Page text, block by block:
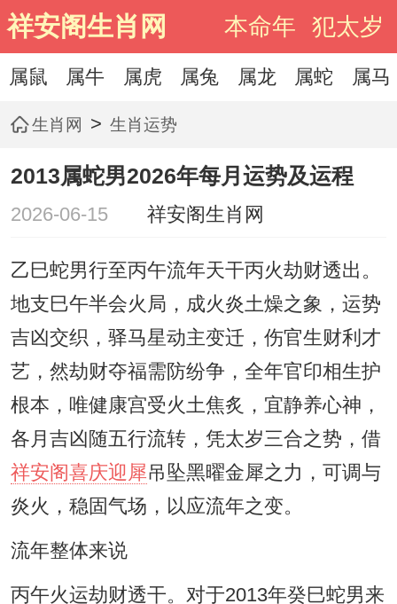
祥安阁生肖网 本命年 犯太岁
属鼠 属牛 属虎 属兔 属龙 属蛇 属马
生肖网 > 生肖运势
2013属蛇男2026年每月运势及运程
2026-06-15 祥安阁生肖网
乙巳蛇男行至丙午流年天干丙火劫财透出。
地支巳午半会火局，成火炎土燥之象，运势
吉凶交织，驿马星动主变迁，伤官生财利才
艺，然劫财夺福需防纷争，全年官印相生护
根本，唯健康宫受火土焦炙，宜静养心神，
各月吉凶随五行流转，凭太岁三合之势，借
祥安阁喜庆迎犀吊坠黑曜金犀之力，可调与
炎火，稳固气场，以应流年之变。
流年整体来说
丙午火运劫财透干。对于2013年癸巳蛇男来